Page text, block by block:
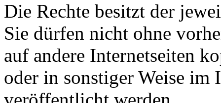
Die Rechte besitzt der
Sie dürfen nicht ohne
auf andere Internetseiten
oder in sonstiger Weise im